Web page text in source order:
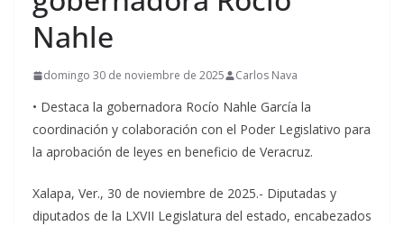
Nahle
domingo 30 de noviembre de 2025 Carlos Nava
• Destaca la gobernadora Rocío Nahle García la
coordinación y colaboración con el Poder Legislativo para
la aprobación de leyes en beneficio de Veracruz.
Xalapa, Ver., 30 de noviembre de 2025.- Diputadas y
diputados de la LXVII Legislatura del estado, encabezados